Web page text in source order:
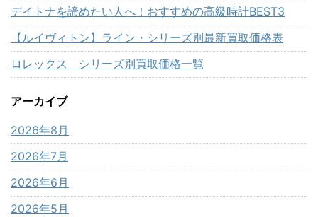
デイトナを諦めたい人へ！おすすめの高級時計BEST3
【ルイヴィトン】ライン・シリーズ別最新買取価格表
ロレックス シリーズ別買取価格一覧
アーカイブ
2026年8月
2026年7月
2026年6月
2026年5月